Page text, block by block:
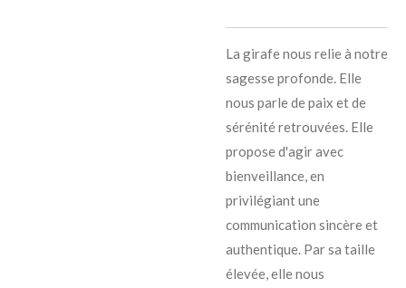
La girafe nous relie à notre
sagesse profonde. Elle
nous parle de paix et de
sérénité retrouvées. Elle
propose d'agir avec
bienveillance, en
privilégiant une
communication sincère et
authentique. Par sa taille
élevée, elle nous